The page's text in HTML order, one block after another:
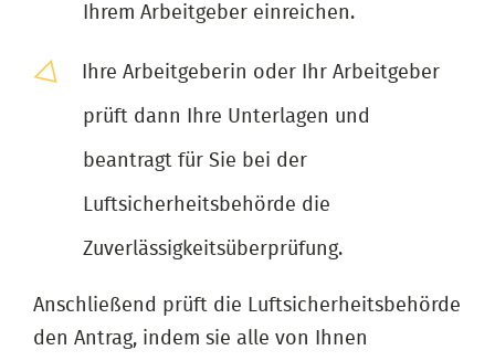
Ihrem Arbeitgeber einreichen.
Ihre Arbeitgeberin oder Ihr Arbeitgeber
prüft dann Ihre Unterlagen und
beantragt für Sie bei der
Luftsicherheitsbehörde die
Zuverlässigkeitsüberprüfung.
Anschließend prüft die Luftsicherheitsbehörde
den Antrag, indem sie alle von Ihnen